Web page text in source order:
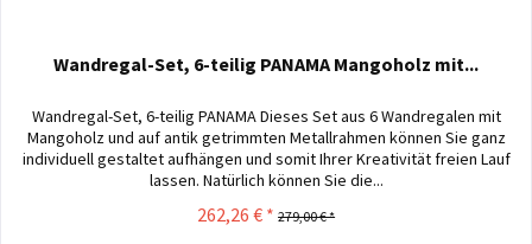
Wandregal-Set, 6-teilig PANAMA Mangoholz mit...
Wandregal-Set, 6-teilig PANAMA Dieses Set aus 6 Wandregalen mit
Mangoholz und auf antik getrimmten Metallrahmen können Sie ganz
individuell gestaltet aufhängen und somit Ihrer Kreativität freien Lauf
lassen. Natürlich können Sie die...
262,26 € * 279,00 € *